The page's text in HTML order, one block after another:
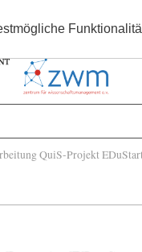
QuiS-Projekt EDuStart